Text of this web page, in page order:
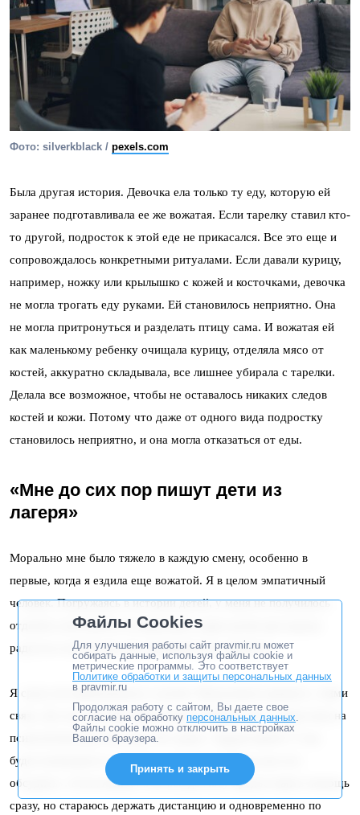
Фото: silverkblack / pexels.com
Была другая история. Девочка ела только ту еду, которую ей
заранее подготавливала ее же вожатая. Если тарелку ставил кто-
то другой, подросток к этой еде не прикасался. Все это еще и
сопровождалось конкретными ритуалами. Если давали курицу,
например, ножку или крылышко с кожей и косточками, девочка
не могла трогать еду руками. Ей становилось неприятно. Она
не могла притронуться и разделать птицу сама. И вожатая ей
как маленькому ребенку очищала курицу, отделяла мясо от
костей, аккуратно складывала, все лишнее убирала с тарелки.
Делала все возможное, чтобы не оставалось никаких следов
костей и кожи. Потому что даже от одного вида подростку
становилось неприятно, и она могла отказаться от еды.
«Мне до сих пор пишут дети из
лагеря»
Морально мне было тяжело в каждую смену, особенно в
первые, когда я ездила еще вожатой. Я в целом эмпатичный
человек. Погружаясь в истории детей, у меня не получилось
отделить мою работу (я приезжаю, дарю детям две недели
радости и потом про них забываю) и их личность.
Я сразу же привязывалась к детям. Продолжала держать с ними
связь. До сих пор некоторые пишут, правда уже с запросами на
психологическую помощь. Из серии: «Здравствуйте! У вас
будет возможность сегодня созвониться? Надо кое-что
обсудить». Естественно, я не всегда могу предоставить помощь
сразу, но стараюсь держать дистанцию и одновременно по
Файлы Cookies
Для улучшения работы сайт pravmir.ru может
собирать данные, используя файлы cookie и
метрические программы. Это соответствует
Политике обработки и защиты персональных данных
в pravmir.ru
Продолжая работу с сайтом, Вы даете свое
согласие на обработку персональных данных.
Файлы cookie можно отключить в настройках
Вашего браузера.
Принять и закрыть